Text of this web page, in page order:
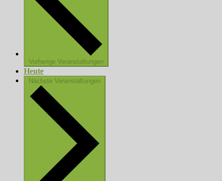
Vorherige Veranstaltungen
Heute
Nächste Veranstaltungen